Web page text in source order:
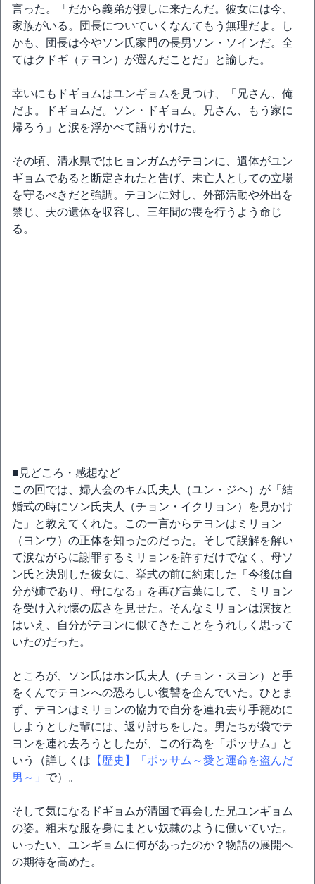
言った。「だから義弟が捜しに来たんだ。彼女には今、
家族がいる。団長についていくなんてもう無理だよ。し
かも、団長は今やソン氏家門の長男ソン・ソインだ。全
てはクドギ（テヨン）が選んだことだ」と諭した。
幸いにもドギョムはユンギョムを見つけ、「兄さん、俺
だよ。ドギョムだ。ソン・ドギョム。兄さん、もう家に
帰ろう」と涙を浮かべて語りかけた。
その頃、清水県ではヒョンガムがテヨンに、遺体がユン
ギョムであると断定されたと告げ、未亡人としての立場
を守るべきだと強調。テヨンに対し、外部活動や外出を
禁じ、夫の遺体を収容し、三年間の喪を行うよう命じ
る。
■見どころ・感想など
この回では、婦人会のキム氏夫人（ユン・ジヘ）が「結
婚式の時にソン氏夫人（チョン・イクリョン）を見かけ
た」と教えてくれた。この一言からテヨンはミリョン
（ヨンウ）の正体を知ったのだった。そして誤解を解い
て涙ながらに謝罪するミリョンを許すだけでなく、母ソ
ン氏と決別した彼女に、挙式の前に約束した「今後は自
分が姉であり、母になる」を再び言葉にして、ミリョン
を受け入れ懐の広さを見せた。そんなミリョンは演技と
はいえ、自分がテヨンに似てきたことをうれしく思って
いたのだった。
ところが、ソン氏はホン氏夫人（チョン・スヨン）と手
をくんでテヨンへの恐ろしい復讐を企んでいた。ひとま
ず、テヨンはミリョンの協力で自分を連れ去り手籠めに
しようとした輩には、返り討ちをした。男たちが袋でテ
ヨンを連れ去ろうとしたが、この行為を「ポッサム」と
いう（詳しくは 【歴史】「ポッサム～愛と運命を盗んだ
男～」 で）。
そして気になるドギョムが清国で再会した兄ユンギョム
の姿。粗末な服を身にまとい奴隷のように働いていた。
いったい、ユンギョムに何があったのか？物語の展開へ
の期待を高めた。